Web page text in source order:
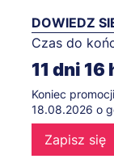
DOWIEDZ
Czas do
11 dni 16
Koniec promocji
18.08.2026 o
Zapisz się